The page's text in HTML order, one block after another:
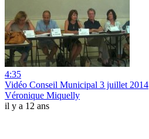
4:35
Vidéo Conseil Municipal 3 juillet 2014
Véronique Miquelly
il y a 12 ans